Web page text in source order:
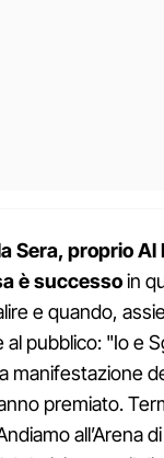
Sera, proprio Al
è successoin
e quando,
al pubblico: "Io e
manifestazione
premiato.
all’Arena